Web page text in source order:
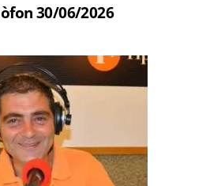
30/06/2026